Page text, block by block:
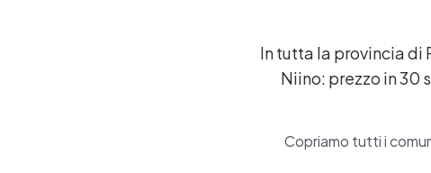
In tutta la provincia di
Niino: prezzo in 30
Copriamo tutti i